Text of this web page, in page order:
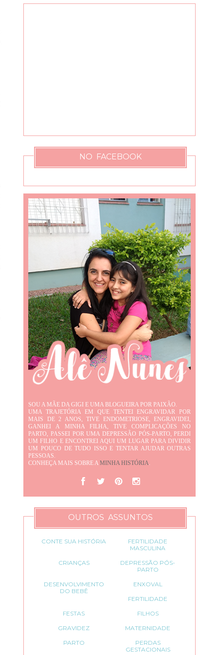
NO FACEBOOK
SOU A MÃE DA GIGI E UMA BLOGUEIRA POR PAIXÃO.
UMA TRAJETÓRIA EM QUE TENTEI ENGRAVIDAR POR
MAIS DE 2 ANOS, TIVE ENDOMETRIOSE, ENGRAVIDEI,
GANHEI A MINHA FILHA, TIVE COMPLICAÇÕES NO
PARTO, PASSEI POR UMA DEPRESSÃO PÓS-PARTO, PERDI
UM FILHO E ENCONTREI AQUI UM LUGAR PARA DIVIDIR
UM POUCO DE TUDO ISSO E TENTAR AJUDAR OUTRAS
PESSOAS.
CONHEÇA MAIS SOBRE AMINHA HISTÓRIA
OUTROS ASSUNTOS
CONTE SUA HISTÓRIA
FERTILIDADE
MASCULINA
CRIANÇAS
DEPRESSÃO PÓS-
PARTO
DESENVOLVIMENTO
DO BEBÊ
ENXOVAL
FERTILIDADE
FESTAS
FILHOS
GRAVIDEZ
MATERNIDADE
PARTO
PERDAS
GESTACIONAIS